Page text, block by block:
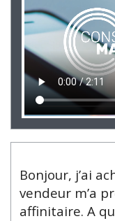
Bonjour, j’ai
vendeur m’a
affinitaire. A